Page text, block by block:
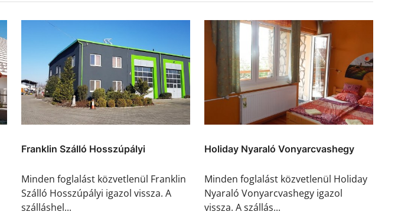
Franklin Szálló Hosszúpályi
Minden foglalást közvetlenül Franklin
Szálló Hosszúpályi igazol vissza. A
szálláshel...
Holiday Nyaraló Vonyarcvashegy
Minden foglalást közvetlenül Holiday
Nyaraló Vonyarcvashegy igazol
vissza. A szállás...